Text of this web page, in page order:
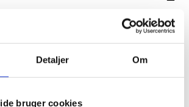
Detaljer Om
bruger cookies
Montering af ventilationsanlæg
Vælg duka flexslange isoleret til